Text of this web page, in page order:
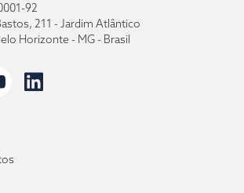
92
211 - Jardim Atlântico
Horizonte - MG - Brasil